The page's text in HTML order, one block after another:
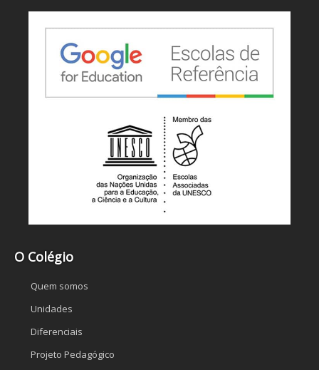
O Colégio
Quem somos
Unidades
Diferenciais
Projeto Pedagógico